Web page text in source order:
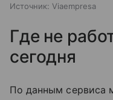
Источник: Viaempresa
Где не
сегодня
По данным сервиса